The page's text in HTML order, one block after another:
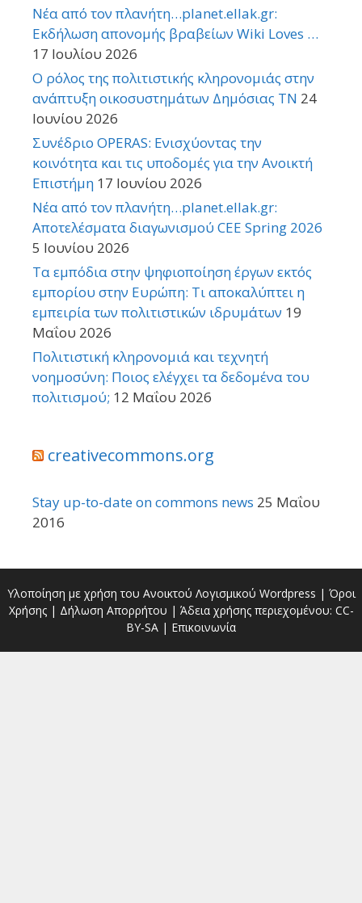
Νέα από τον πλανήτη…planet.ellak.gr:
Εκδήλωση απονομής βραβείων Wiki Loves …
17 Ιουλίου 2026
Ο ρόλος της πολιτιστικής κληρονομιάς στην
ανάπτυξη οικοσυστημάτων Δημόσιας TN 24
Ιουνίου 2026
Συνέδριο OPERAS: Ενισχύοντας την
κοινότητα και τις υποδομές για την Ανοικτή
Επιστήμη 17 Ιουνίου 2026
Νέα από τον πλανήτη…planet.ellak.gr:
Αποτελέσματα διαγωνισμού CEE Spring 2026
5 Ιουνίου 2026
Τα εμπόδια στην ψηφιοποίηση έργων εκτός
εμπορίου στην Ευρώπη: Τι αποκαλύπτει η
εμπειρία των πολιτιστικών ιδρυμάτων 19
Μαΐου 2026
Πολιτιστική κληρονομιά και τεχνητή
νοημοσύνη: Ποιος ελέγχει τα δεδομένα του
πολιτισμού; 12 Μαΐου 2026
creativecommons.org
Stay up-to-date on commons news 25 Μαΐου
2016
Υλοποίηση με χρήση του Ανοικτού Λογισμικού Wordpress | Όροι
Χρήσης| Δήλωση Απορρήτου | Άδεια χρήσης περιεχομένου: CC-
BY-SA | Επικοινωνία